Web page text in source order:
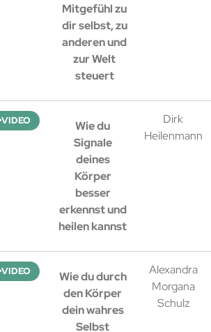
Mitgefühl zu
dir selbst, zu
anderen und
zur Welt
steuert
VIDEO
Wie du
Signale
deines
Körper
besser
erkennst und
heilen kannst
Dirk
Heilenmann
VIDEO
Wie du durch
den Körper
dein wahres
Selbst
Alexandra
Morgana
Schulz